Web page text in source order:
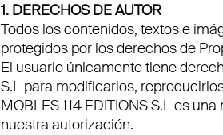
1. DERECHOS DE AUTOR
Todos los contenidos, textos e
protegidos por los derechos de
El usuario únicamente tiene
S.L para modificarlos,
MOBLES 114 EDITIONS S.L es
nuestra autorización.